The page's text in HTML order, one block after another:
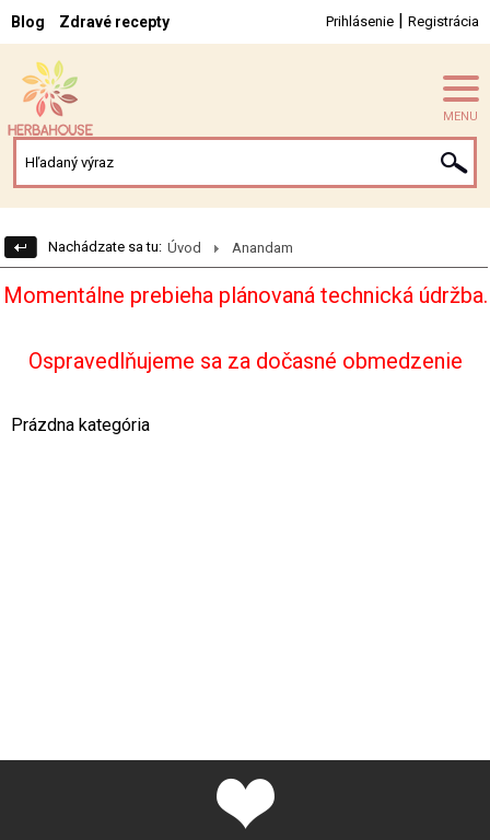
Blog Zdravé recepty Prihlásenie | Registrácia
MENU
Nachádzate sa tu: Úvod Anandam
Momentálne prebieha plánovaná technická údržba.
Ospravedlňujeme sa za dočasné obmedzenie
Prázdna kategória